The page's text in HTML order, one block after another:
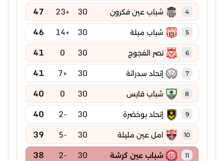
4 شباب عين فكرون 30
+23
47
5 شباب ميلة 30
+14
46
6 نصر الفجوج 30
0
41
7 إتحاد سدراتة 30
+7
41
8 شباب قايس 30
0
40
9 إتحاد بوخضرة 30
-2
40
10 امل عين مليلة 30
-5
39
11 شباب عين كرشة 30
-2
38